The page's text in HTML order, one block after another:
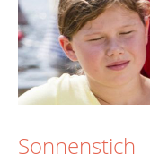
Sonnenstich